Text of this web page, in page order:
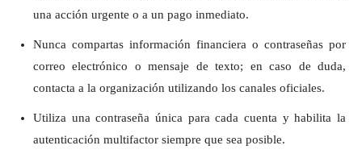
una acción urgente o a un pago inmediato.
Nunca compartas información financiera o contraseñas por
correo electrónico o mensaje de texto; en caso de duda,
contacta a la organización utilizando los canales oficiales.
Utiliza una contraseña única para cada cuenta y habilita la
autenticación multifactor siempre que sea posible.